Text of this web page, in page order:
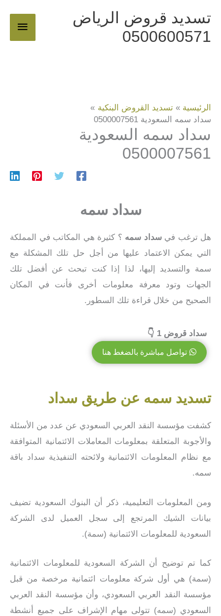
المحتوى
تسديد قروض الرياض
0500600571
الرئيسية
تسديد القروض البنكية
سداد سمه السعودية 0500007561
سداد سمه السعودية
0500007561
سداد سمه
هل ترغب في سداد سمه ؟ كثيرة هي المكاتب في المملكة
التي يمكن الاعتماد عليها من أجل حل تلك المشكلة مع
سمة والتسديد إليها، لذا إذا كنت تبحث عن أفضل تلك
الجهات وتود معرفة معلومات أخرى فأنت في المكان
الصحيح من خلال قراءة تلك السطور.
سداد قروض 1 👇
تواصل مباشرة بالضغط هنا
تسديد سمه عن طريق سداد
كشفت مؤسسة النقد العربي السعودي عن عدد من الأسئلة
والأجوبة المتعلقة بمعلومات المعاملات الائتمانية المتوافقة
مع نظام المعلومات الائتمانية ولائحته التنفيذية سداد باقة
سمه.
ومن المعلومات التعليمية، ذكر أن البنوك السعودية تضيف
بيانات الشيك المرتجع إلى سجل العميل لدى الشركة
السعودية للمعلومات الائتمانية (سمة).
كما تم توضيح أن الشركة السعودية للمعلومات الائتمانية
(سمة) هي أول شركة معلومات ائتمانية مرخصة من قبل
مؤسسة النقد العربي السعودي، وأن مؤسسة النقد العربي
السعودي (سمه) تتولى مهام الإشراف على جميع أنشطة